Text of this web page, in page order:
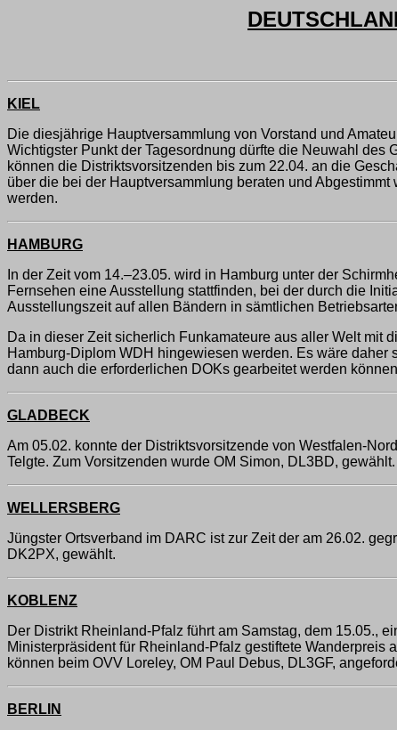
KIEL
Die diesjährige Hauptversammlung von Vorstand und
Wichtigster Punkt der Tagesordnung dürfte die Neuwahl
können die Distriktsvorsitzenden bis zum 22.04. an die
über die bei der Hauptversammlung beraten und
werden.
HAMBURG
In der Zeit vom 14.–23.05. wird in Hamburg unter der
Fernsehen eine Ausstellung stattfinden, bei der durch die
Ausstellungszeit auf allen Bändern in sämtlichen
Da in dieser Zeit sicherlich Funkamateure aus aller Welt mit
Hamburg-Diplom WDH hingewiesen werden. Es wäre
dann auch die erforderlichen DOKs gearbeitet werden
GLADBECK
Am 05.02. konnte der Distriktsvorsitzende von Westfalen-
Telgte. Zum Vorsitzenden wurde OM Simon, DL3BD,
WELLERSBERG
Jüngster Ortsverband im DARC ist zur Zeit der am 26.02.
DK2PX, gewählt.
KOBLENZ
Der Distrikt Rheinland-Pfalz führt am Samstag, dem 15.05.,
Ministerpräsident für Rheinland-Pfalz gestiftete
können beim OVV Loreley, OM Paul Debus, DL3GF,
BERLIN